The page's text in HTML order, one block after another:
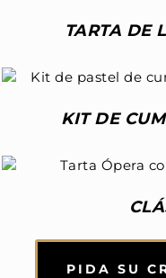
TARTA DE
KIT DE
PIDA SU